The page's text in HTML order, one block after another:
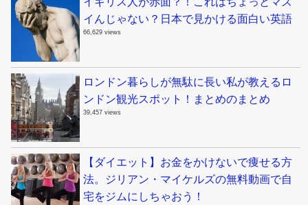
イんじゃない？日本で見かける面白い英語
66,629 views
ロンドン暮らしが無駄に長い私が教えるロ
ンドン観光スポット！まとめのまとめ
39,457 views
【ダイエット】お金をかけないで痩せる方
法。ジリアン・マイケルズの無料動画で自
宅をジムにしちゃおう！